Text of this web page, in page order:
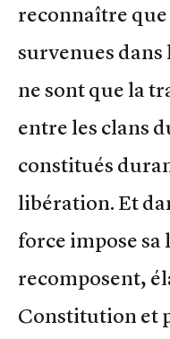
reconnaître que
survenues
ne sont que la
entre les clans
constitués
libération. Et
force impose sa
recomposent,
Constitution et